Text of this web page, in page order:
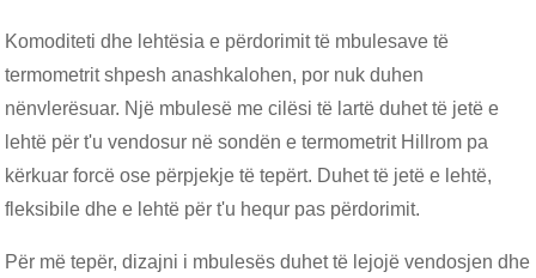
Komoditeti dhe lehtësia e përdorimit të mbulesave të
termometrit shpesh anashkalohen, por nuk duhen
nënvlerësuar. Një mbulesë me cilësi të lartë duhet të jetë e
lehtë për t'u vendosur në sondën e termometrit Hillrom pa
kërkuar forcë ose përpjekje të tepërt. Duhet të jetë e lehtë,
fleksibile dhe e lehtë për t'u hequr pas përdorimit.
Për më tepër, dizajni i mbulesës duhet të lejojë vendosjen dhe